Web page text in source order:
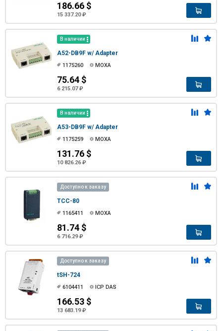
186.66 $
15 337.20 ₽
В наличии
A52-DB9F w/ Adapter
1175260 MOXA
75.64 $
6 215.07 ₽
В наличии
A53-DB9F w/ Adapter
1175259 MOXA
131.76 $
10 826.26 ₽
Доступно к заказу
TCC-80
1165411 MOXA
81.74 $
6 716.29 ₽
Доступно к заказу
tSH-724
6104411 ICP DAS
166.53 $
13 683.19 ₽